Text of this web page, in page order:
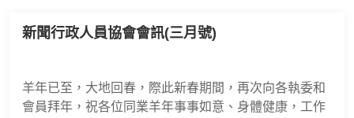
新聞行政人員協會會訊(三月號)
羊年已至，大地回春，際此新春期間，再次向各執委和
會員拜年，祝各位同業羊年事事如意、身體健康，工作